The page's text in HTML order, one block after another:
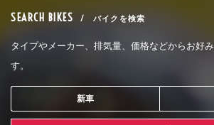
SEARCH BIKES / バイクを検索
タイプやメーカー、排気量、価格などからお好
す。
新車